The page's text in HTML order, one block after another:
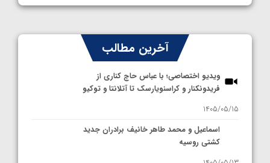
آخرین مطالب
ویدیو اختصاصی؛ با عباس حاج کناری از
فریدونکنار و کراسنویارسک تا آتلانتا و توکیو
1405/05/15
اسماعیل و محمد طاهر خانیف برادران جدید
کشتی روسیه